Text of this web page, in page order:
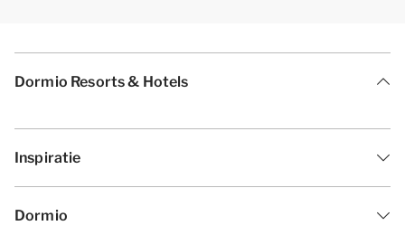
Dormio Resorts & Hotels
Inspiratie
Dormio